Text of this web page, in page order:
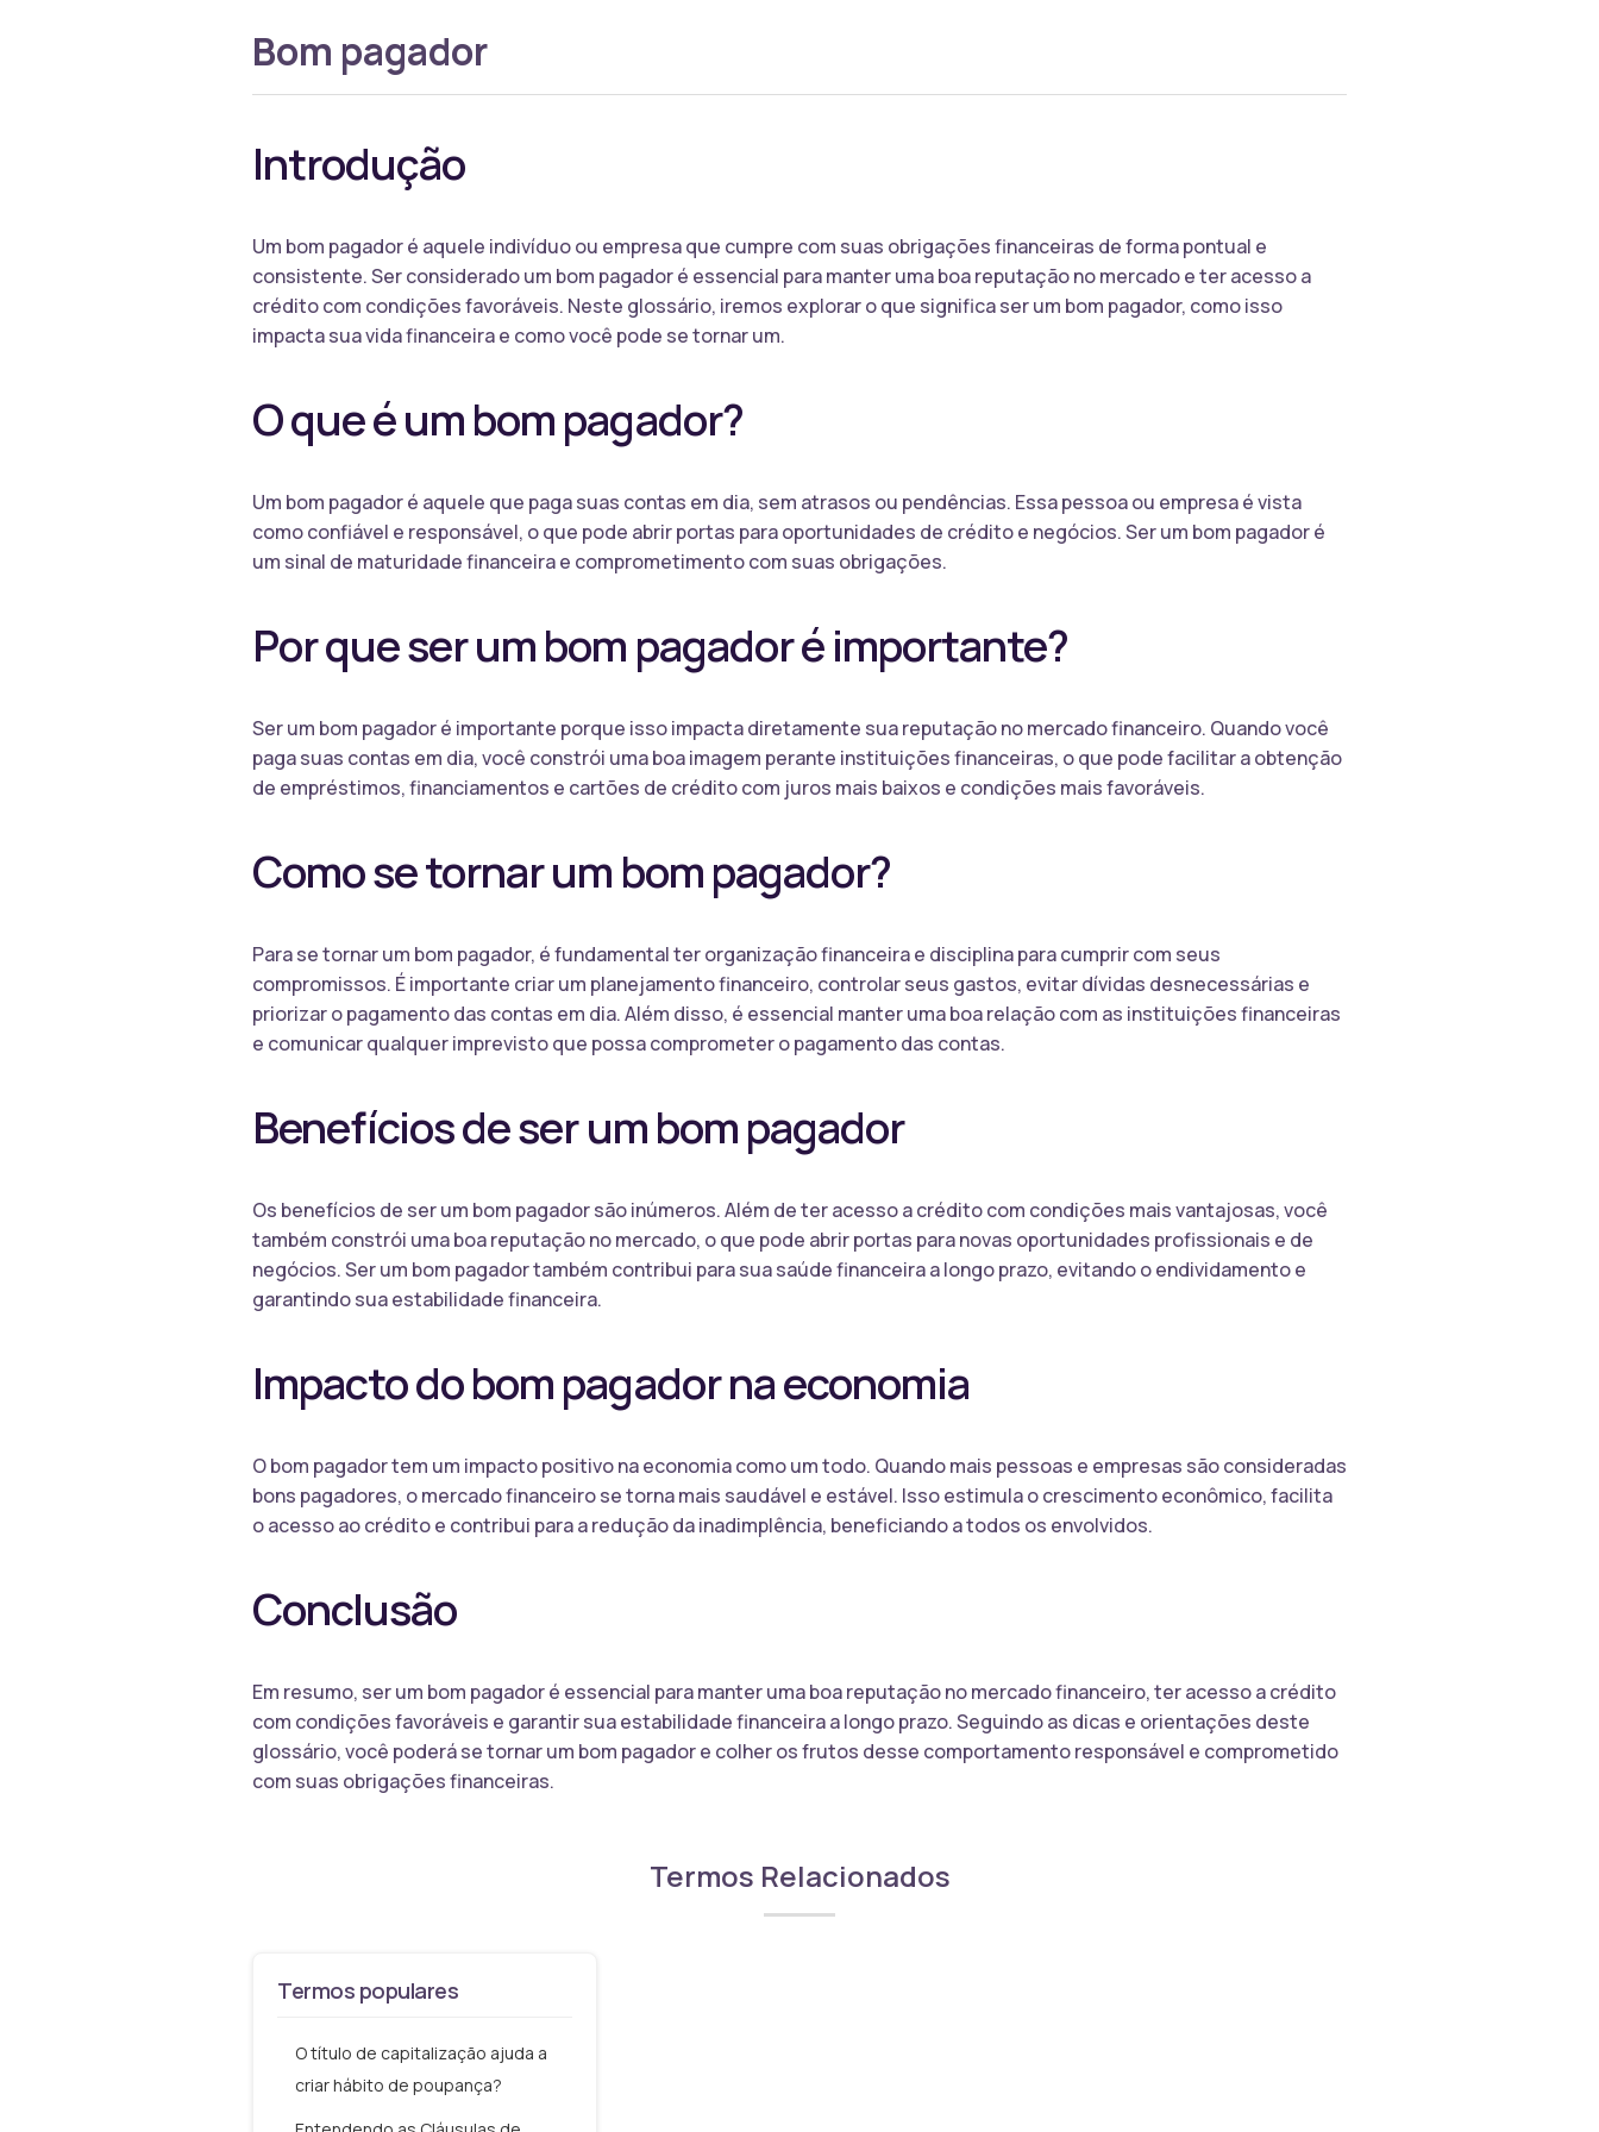
Bom pagador
Introdução
Um bom pagador é aquele indivíduo ou empresa que cumpre com suas obrigações financeiras de forma pontual e
consistente. Ser considerado um bom pagador é essencial para manter uma boa reputação no mercado e ter acesso a
crédito com condições favoráveis. Neste glossário, iremos explorar o que significa ser um bom pagador, como isso
impacta sua vida financeira e como você pode se tornar um.
O que é um bom pagador?
Um bom pagador é aquele que paga suas contas em dia, sem atrasos ou pendências. Essa pessoa ou empresa é vista
como confiável e responsável, o que pode abrir portas para oportunidades de crédito e negócios. Ser um bom pagador é
um sinal de maturidade financeira e comprometimento com suas obrigações.
Por que ser um bom pagador é importante?
Ser um bom pagador é importante porque isso impacta diretamente sua reputação no mercado financeiro. Quando você
paga suas contas em dia, você constrói uma boa imagem perante instituições financeiras, o que pode facilitar a obtenção
de empréstimos, financiamentos e cartões de crédito com juros mais baixos e condições mais favoráveis.
Como se tornar um bom pagador?
Para se tornar um bom pagador, é fundamental ter organização financeira e disciplina para cumprir com seus
compromissos. É importante criar um planejamento financeiro, controlar seus gastos, evitar dívidas desnecessárias e
priorizar o pagamento das contas em dia. Além disso, é essencial manter uma boa relação com as instituições financeiras
e comunicar qualquer imprevisto que possa comprometer o pagamento das contas.
Benefícios de ser um bom pagador
Os benefícios de ser um bom pagador são inúmeros. Além de ter acesso a crédito com condições mais vantajosas, você
também constrói uma boa reputação no mercado, o que pode abrir portas para novas oportunidades profissionais e de
negócios. Ser um bom pagador também contribui para sua saúde financeira a longo prazo, evitando o endividamento e
garantindo sua estabilidade financeira.
Impacto do bom pagador na economia
O bom pagador tem um impacto positivo na economia como um todo. Quando mais pessoas e empresas são consideradas
bons pagadores, o mercado financeiro se torna mais saudável e estável. Isso estimula o crescimento econômico, facilita
o acesso ao crédito e contribui para a redução da inadimplência, beneficiando a todos os envolvidos.
Conclusão
Em resumo, ser um bom pagador é essencial para manter uma boa reputação no mercado financeiro, ter acesso a crédito
com condições favoráveis e garantir sua estabilidade financeira a longo prazo. Seguindo as dicas e orientações deste
glossário, você poderá se tornar um bom pagador e colher os frutos desse comportamento responsável e comprometido
com suas obrigações financeiras.
Termos Relacionados
Termos populares
O título de capitalização ajuda a
criar hábito de poupança?